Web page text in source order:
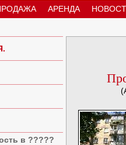
АРЕНДА
в ?????